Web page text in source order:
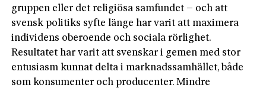
gruppen eller det religiösa samfundet – och att
svensk politiks syfte länge har varit att maximera
individens oberoende och sociala rörlighet.
Resultatet har varit att svenskar i gemen med stor
entusiasm kunnat delta i marknadssamhället, både
som konsumenter och producenter. Mindre